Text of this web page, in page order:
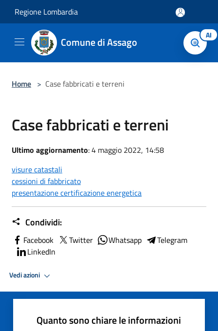
Regione Lombardia
Comune di Assago AI
Home > Case fabbricati e terreni
Case fabbricati e terreni
Ultimo aggiornamento: 4 maggio 2022, 14:58
visure catastali
cessioni di fabbricato
presentazione certificazione energetica
Condividi:
Facebook Twitter Whatsapp
Telegram
LinkedIn
Vedi azioni
Quanto sono chiare le informazioni